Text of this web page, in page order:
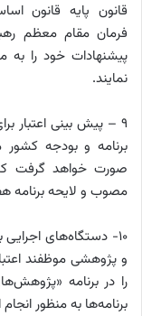
قانون پایه قانون
فرمان مقام معظم
پیشنهادات خود را به
نمایند.
صورت خواهد گرفت
مصوب و لایحه برنامه
۱۰- دستگاه‌های
و پژوهشی موظفند
را در برنامه
برنامه‌ها به منظور